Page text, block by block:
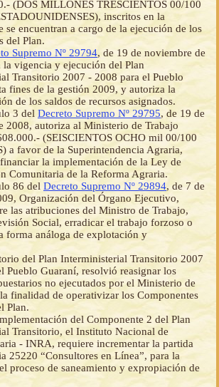
(DOS MILLONES TRESCIENTOS 00/100
inscritos en la
se encuentran a cargo de la ejecución de los
del Plan.
Supremo Nº 29794, de 19 de noviembre de
la vigencia y ejecución del Plan
Transitorio 2007 - 2008 para el Pueblo
fines de la gestión 2009, y autoriza la
de los saldos de recursos asignados.
3 del Decreto Supremo Nº 29795, de 19 de
2008, autoriza al Ministerio de Trabajo
(SEISCIENTOS OCHO mil 00/100
a favor de la Superintendencia Agraria,
la implementación de la Ley de
Comunitaria de la Reforma Agraria.
86 del Decreto Supremo Nº 29894, de 7 de
Organización del Órgano Ejecutivo,
las atribuciones del Ministro de Trabajo,
Social, erradicar el trabajo forzoso o
forma análoga de explotación y
del Plan Interministerial Transitorio 2007
Pueblo Guaraní, resolvió reasignar los
no ejecutados por el Ministerio de
finalidad de operativizar los Componentes
Plan.
del Componente 2 del Plan
Transitorio, el Instituto Nacional de
- INRA, requiere incrementar la partida
25220 “Consultores en Línea”, para la
proceso de saneamiento y expropiación de